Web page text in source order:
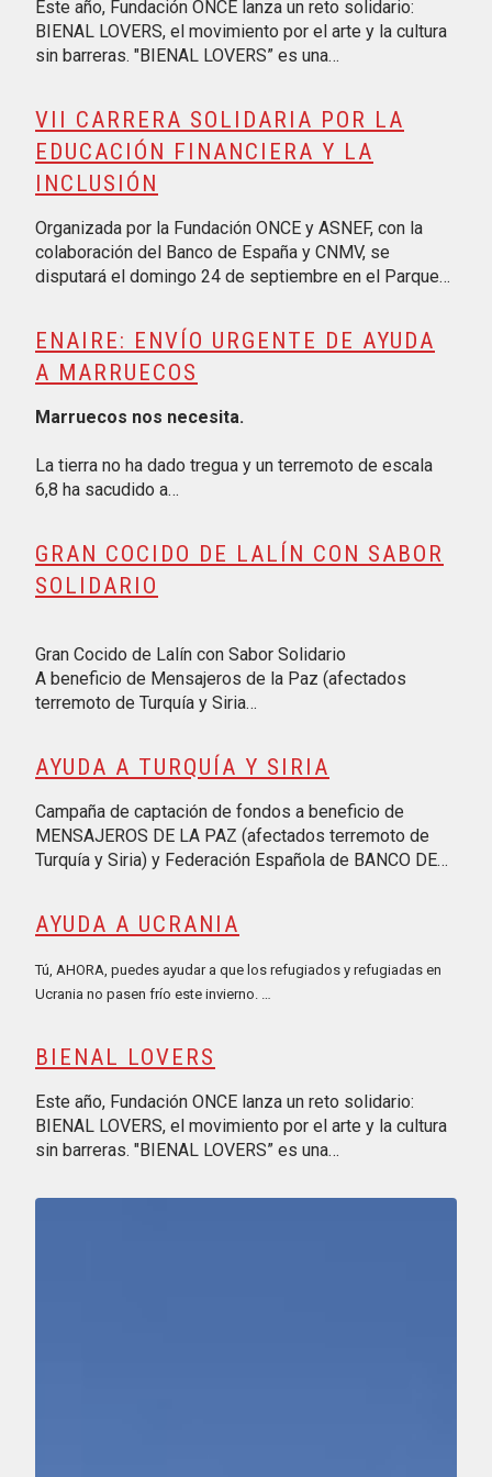
Este año, Fundación ONCE lanza un reto solidario:
BIENAL LOVERS, el movimiento por el arte y la cultura
sin barreras. "BIENAL LOVERS” es una…
VII CARRERA SOLIDARIA POR LA
EDUCACIÓN FINANCIERA Y LA
INCLUSIÓN
Organizada por la Fundación ONCE y ASNEF, con la
colaboración del Banco de España y CNMV, se
disputará el domingo 24 de septiembre en el Parque…
ENAIRE: ENVÍO URGENTE DE AYUDA
A MARRUECOS
Marruecos nos necesita.
La tierra no ha dado tregua y un terremoto de escala
6,8 ha sacudido a…
GRAN COCIDO DE LALÍN CON SABOR
SOLIDARIO
Gran Cocido de Lalín con Sabor Solidario
A beneficio de Mensajeros de la Paz (afectados
terremoto de Turquía y Siria…
AYUDA A TURQUÍA Y SIRIA
Campaña de captación de fondos a beneficio de
MENSAJEROS DE LA PAZ (afectados terremoto de
Turquía y Siria) y Federación Española de BANCO DE…
AYUDA A UCRANIA
Tú, AHORA, puedes ayudar a que los refugiados y refugiadas en
Ucrania no pasen frío este invierno. …
BIENAL LOVERS
Este año, Fundación ONCE lanza un reto solidario:
BIENAL LOVERS, el movimiento por el arte y la cultura
sin barreras. "BIENAL LOVERS” es una…
Reproducir vídeo: VI Carrera Solidaria por la Educación